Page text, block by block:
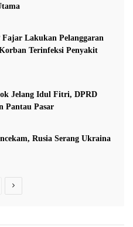
Lakukan Pelanggaran
Terinfeksi Penyakit
Jelang Idul Fitri, DPRD
Pantau Pasar
Rusia Serang Ukraina
Next